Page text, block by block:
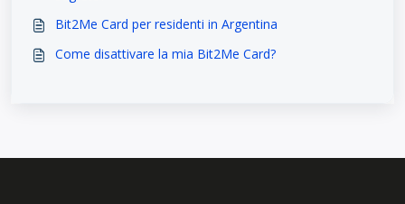
Bit2Me Card per residenti in Argentina
Come disattivare la mia Bit2Me Card?